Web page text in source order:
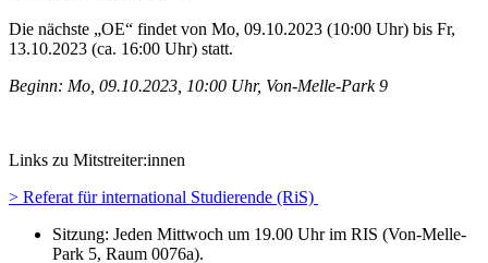
Die nächste „OE“ findet von Mo, 09.10.2023 (10:00 Uhr) bis Fr,
13.10.2023 (ca. 16:00 Uhr) statt.
Beginn: Mo, 09.10.2023, 10:00 Uhr, Von-Melle-Park 9
Links zu Mitstreiter:innen
> Referat für international Studierende (RiS)
Sitzung: Jeden Mittwoch um 19.00 Uhr im RIS (Von-Melle-
Park 5, Raum 0076a).